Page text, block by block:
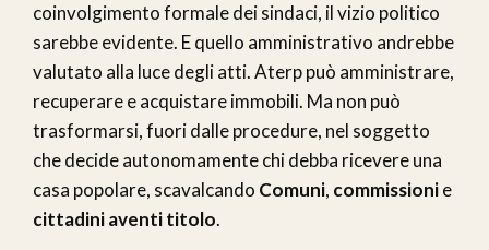
coinvolgimento formale dei sindaci, il vizio politico
sarebbe evidente. E quello amministrativo andrebbe
valutato alla luce degli atti. Aterp può amministrare,
recuperare e acquistare immobili. Ma non può
trasformarsi, fuori dalle procedure, nel soggetto
che decide autonomamente chi debba ricevere una
casa popolare, scavalcando Comuni, commissionie
cittadini aventi titolo.